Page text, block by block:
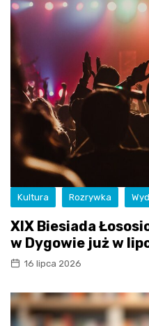
Kultura Rozrywka
XIX Biesiada
w Dygowie już w
16 lipca 2026